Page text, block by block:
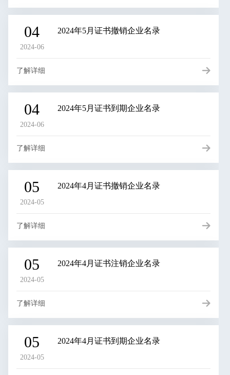
04
2024-06
2024年5月证书撤销企业名录
了解详细
04
2024-06
2024年5月证书到期企业名录
了解详细
05
2024-05
2024年4月证书撤销企业名录
了解详细
05
2024-05
2024年4月证书注销企业名录
了解详细
05
2024-05
2024年4月证书到期企业名录